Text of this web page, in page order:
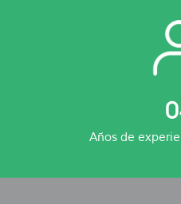
Años de